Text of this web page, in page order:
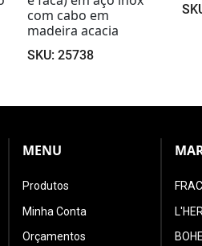
SKU: 26012
MENU
Produtos
Minha Conta
Orçamentos